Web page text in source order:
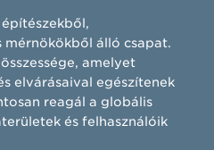
mérnökökből álló csapat.
amelyet
elvárásaival egészítenek
reagál a globális
és felhasználóik